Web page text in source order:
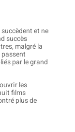
et ne
succès
malgré la
par le grand
les
films
plus de